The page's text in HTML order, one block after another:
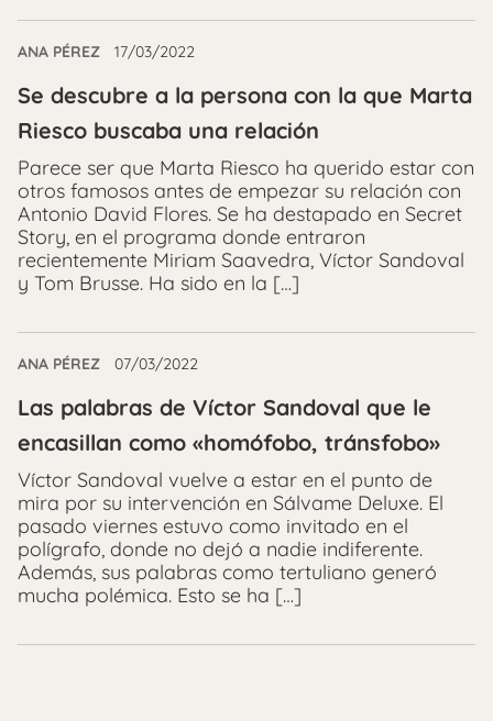
ANA PÉREZ 17/03/2022
Se descubre a la persona con la que Marta
Riesco buscaba una relación
Parece ser que Marta Riesco ha querido estar con
otros famosos antes de empezar su relación con
Antonio David Flores. Se ha destapado en Secret
Story, en el programa donde entraron
recientemente Miriam Saavedra, Víctor Sandoval
y Tom Brusse. Ha sido en la […]
ANA PÉREZ 07/03/2022
Las palabras de Víctor Sandoval que le
encasillan como «homófobo, tránsfobo»
Víctor Sandoval vuelve a estar en el punto de
mira por su intervención en Sálvame Deluxe. El
pasado viernes estuvo como invitado en el
polígrafo, donde no dejó a nadie indiferente.
Además, sus palabras como tertuliano generó
mucha polémica. Esto se ha […]